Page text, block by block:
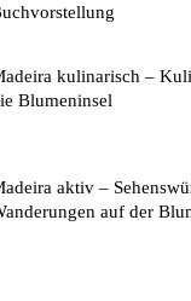
kulinarisch –
Blumeninsel
aktiv –
auf der